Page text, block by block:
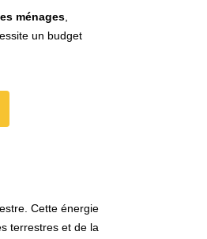
ménages,
un budget
Cette énergie
terrestres et de la